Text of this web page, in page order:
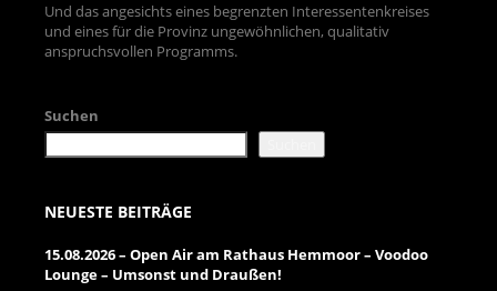
Und das angesichts eines begrenzten Interessentenkreises
und eines für die Provinz ungewöhnlichen, qualitativ
anspruchsvollen Programms.
Suchen
NEUESTE BEITRÄGE
15.08.2026 – Open Air am Rathaus Hemmoor – Voodoo
Lounge – Umsonst und Draußen!